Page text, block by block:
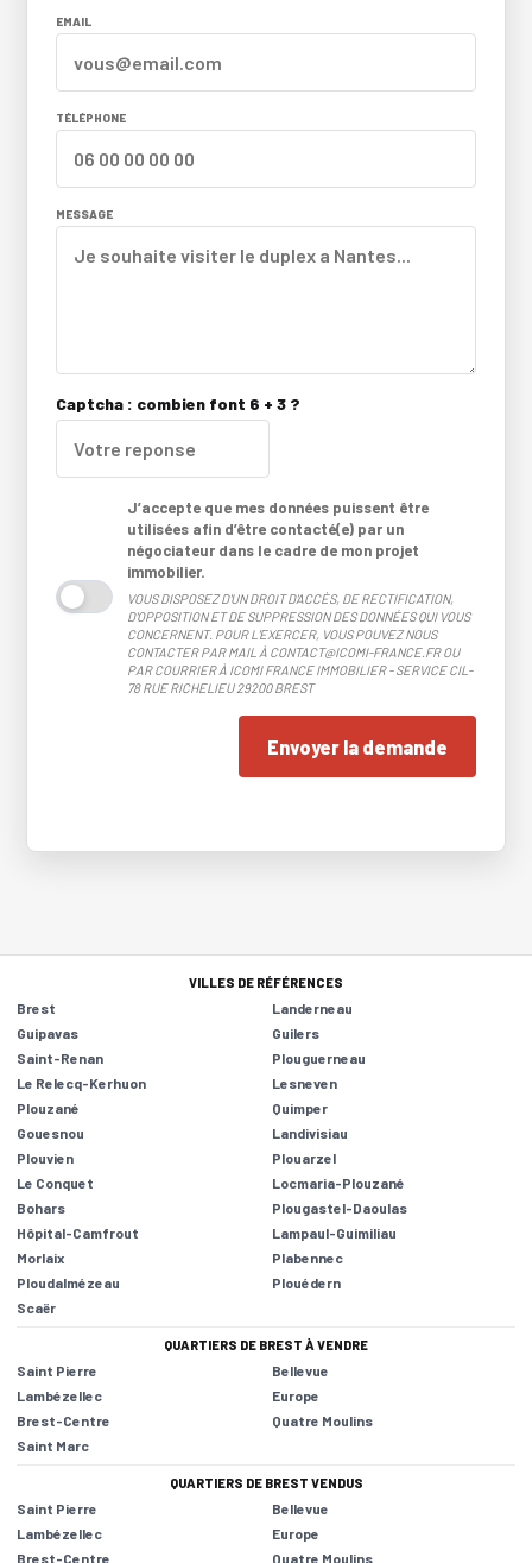
EMAIL
TÉLÉPHONE
MESSAGE
Captcha : combien font 6 + 3 ?
J’accepte que mes données puissent être
utilisées afin d’être contacté(e) par un
négociateur dans le cadre de mon projet
immobilier.
VOUS DISPOSEZ D'UN DROIT D'ACCÈS, DE RECTIFICATION,
D'OPPOSITION ET DE SUPPRESSION DES DONNÉES QUI VOUS
CONCERNENT. POUR L'EXERCER, VOUS POUVEZ NOUS
CONTACTER PAR MAIL À CONTACT@ICOMI-FRANCE.FR OU
PAR COURRIER À ICOMI FRANCE IMMOBILIER - SERVICE CIL-
78 RUE RICHELIEU 29200 BREST
Envoyer la demande
VILLES DE RÉFÉRENCES
Brest
Landerneau
Guipavas
Guilers
Saint-Renan
Plouguerneau
Le Relecq-Kerhuon
Lesneven
Plouzané
Quimper
Gouesnou
Landivisiau
Plouvien
Plouarzel
Le Conquet
Locmaria-Plouzané
Bohars
Plougastel-Daoulas
Hôpital-Camfrout
Lampaul-Guimiliau
Morlaix
Plabennec
Ploudalmézeau
Plouédern
Scaër
QUARTIERS DE BREST À VENDRE
Saint Pierre
Bellevue
Lambézellec
Europe
Brest-Centre
Quatre Moulins
Saint Marc
QUARTIERS DE BREST VENDUS
Saint Pierre
Bellevue
Lambézellec
Europe
Brest-Centre
Quatre Moulins